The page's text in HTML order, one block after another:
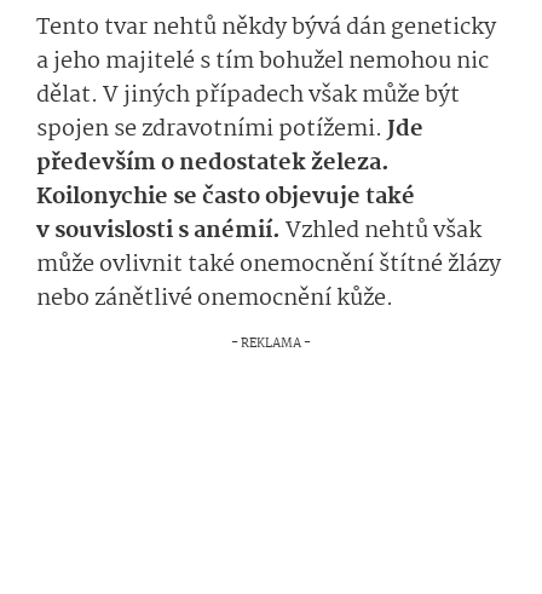
Tento tvar nehtů někdy bývá dán geneticky
a jeho majitelé s tím bohužel nemohou nic
dělat. V jiných případech však může být
spojen se zdravotními potížemi.Jde
především o nedostatek železa.
Koilonychie se často objevuje také
v souvislosti s anémií. Vzhled nehtů však
může ovlivnit také onemocnění štítné žlázy
nebo zánětlivé onemocnění kůže.